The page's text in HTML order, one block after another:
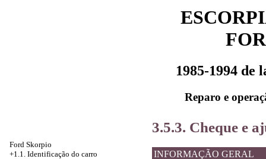
1985-1994 de
Reparo e
Ford Skorpio
+1.1. Identificação do carro
3.5.3. Cheque e
INFORMAÇÃO GERAL